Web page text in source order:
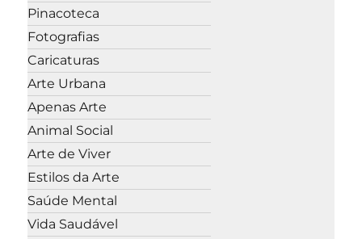
Pinacoteca
Fotografias
Caricaturas
Arte Urbana
Apenas Arte
Animal Social
Arte de Viver
Estilos da Arte
Saúde Mental
Vida Saudável